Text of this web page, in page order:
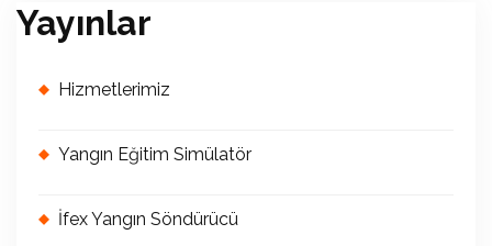
Yayınlar
Hizmetlerimiz
Yangın Eğitim Simülatör
İfex Yangın Söndürücü